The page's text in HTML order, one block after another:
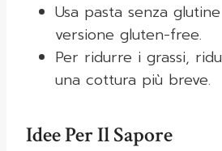
Usa pasta senza
versione gluten-free.
Per ridurre i grassi,
una cottura più breve.
Idee Per Il Sapore